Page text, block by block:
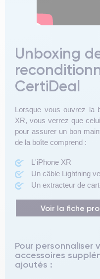
Unboxing
CertiDeal
Lorsque vous ouvrez la
XR, vous verrez que
pour assurer un bon
de la boîte comprend :
L'iPhone XR
Un câble Lightning
Un extracteur de
Voir la fiche
Pour personnaliser
accessoires
ajoutés :